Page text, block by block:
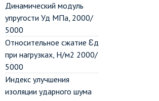
Динамический модуль
упругости Уд МПа, 2000/
5000
Относительное сжатие Ɛд
при нагрузках, Н/м2 2000/
5000
Индекс улучшения
изоляции ударного шума